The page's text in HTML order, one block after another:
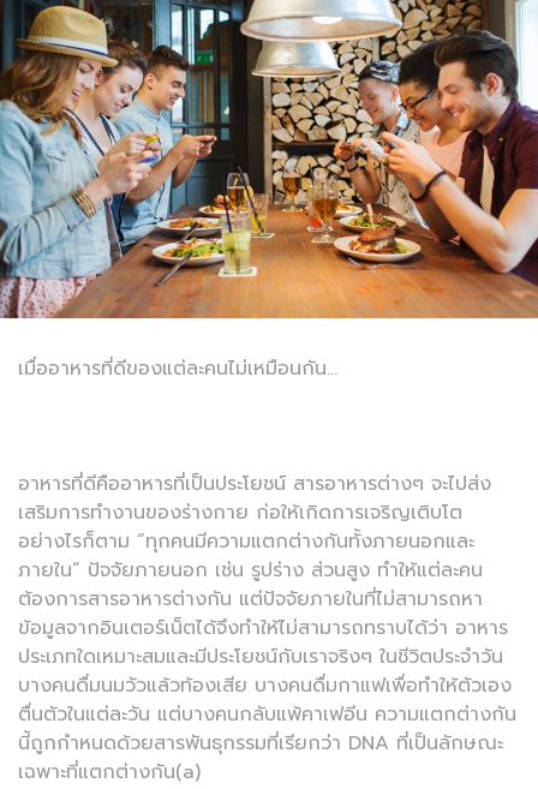
เมื่ออาหารที่ดีของแต่ละคนไม่เหมือนกัน…
อาหารที่ดีคืออาหารที่เป็นประโยชน์ สารอาหารต่างๆ จะไปส่ง
เสริมการทำงานของร่างกาย ก่อให้เกิดการเจริญเติบโต
อย่างไรก็ตาม “ทุกคนมีความแตกต่างกันทั้งภายนอกและ
ภายใน” ปัจจัยภายนอก เช่น รูปร่าง ส่วนสูง ทำให้แต่ละคน
ต้องการสารอาหารต่างกัน แต่ปัจจัยภายในที่ไม่สามารถหา
ข้อมูลจากอินเตอร์เน็ตได้จึงทำให้ไม่สามารถทราบได้ว่า อาหาร
ประเภทใดเหมาะสมและมีประโยชน์กับเราจริงๆ ในชีวิตประจำวัน
บางคนดื่มนมวัวแล้วท้องเสีย บางคนดื่มกาแฟเพื่อทำให้ตัวเอง
ตื่นตัวในแต่ละวัน แต่บางคนกลับแพ้คาเฟอีน ความแตกต่างกัน
นี้ถูกกำหนดด้วยสารพันธุกรรมที่เรียกว่า DNA ที่เป็นลักษณะ
เฉพาะที่แตกต่างกัน(a)